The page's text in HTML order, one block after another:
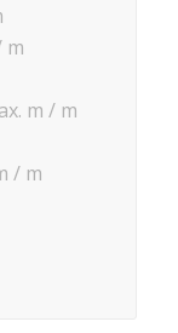
m
m / m
/ m